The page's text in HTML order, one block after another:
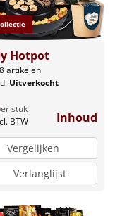
Hotpot
artikelen
Uitverkocht
stuk
BTW Inhoud
Vergelijken
Verlanglijst